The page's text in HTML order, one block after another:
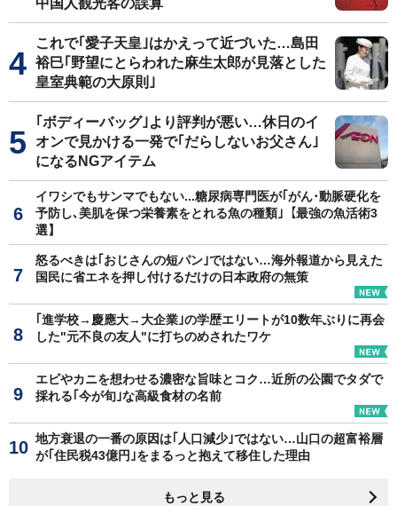
中国人観光客の誤算
これで｢愛子天皇｣はかえって近づいた…島田
裕巳｢野望にとらわれた麻生太郎が見落とした
皇室典範の大原則｣
｢ボディーバッグ｣より評判が悪い…休日のイ
オンで見かける一発で｢だらしないお父さん｣
になるNGアイテム
イワシでもサンマでもない...糖尿病専門医が｢がん･動脈硬化を
予防し､美肌を保つ栄養素をとれる魚の種類｣【最強の魚活術3
選】
怒るべきは｢おじさんの短パン｣ではない…海外報道から見えた
国民に省エネを押し付けるだけの日本政府の無策
｢進学校→慶應大→大企業｣の学歴エリートが10数年ぶりに再会
した"元不良の友人"に打ちのめされたワケ
エビやカニを想わせる濃密な旨味とコク…近所の公園でタダで
採れる｢今が旬｣な高級食材の名前
地方衰退の一番の原因は｢人口減少｣ではない…山口の超富裕層
が｢住民税43億円｣をまるっと抱えて移住した理由
もっと見る